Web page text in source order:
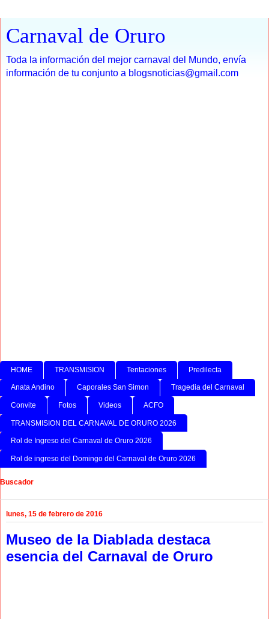
Carnaval de Oruro
Toda la información del mejor carnaval del Mundo, envía
información de tu conjunto a blogsnoticias@gmail.com
HOME TRANSMISION Tentaciones Predilecta
Anata Andino Caporales San Simon Tragedia del Carnaval
Convite Fotos Videos ACFO
TRANSMISION DEL CARNAVAL DE ORURO 2026
Rol de Ingreso del Carnaval de Oruro 2026
Rol de ingreso del Domingo del Carnaval de Oruro 2026
Buscador
lunes, 15 de febrero de 2016
Museo de la Diablada destaca
esencia del Carnaval de Oruro